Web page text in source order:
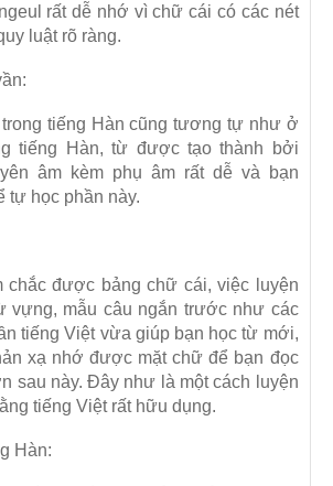
rất dễ nhớ vì chữ cái có các nét
luật rõ ràng.
tiếng Hàn cũng tương tự như ở
tiếng Hàn, từ được tạo thành bởi
âm kèm phụ âm rất dễ và bạn
tự học phần này.
chắc được bảng chữ cái, việc luyện
vựng, mẫu câu ngắn trước như các
tiếng Việt vừa giúp bạn học từ mới,
xạ nhớ được mặt chữ để bạn đọc
sau này. Đây như là một cách luyện
tiếng Việt rất hữu dụng.
Hàn: